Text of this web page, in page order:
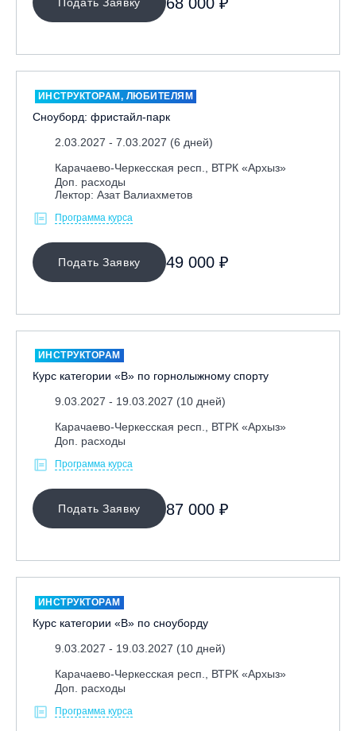
Ярославль, СП «Изгиб»
ИНСТРУКТОРАМ, ЛЮБИТЕЛЯМ
Сноуборд: фристайл-парк
2.03.2027 - 7.03.2027 (6 дней)
Карачаево-Черкесская респ., ВТРК «Архыз»
Доп. расходы
Лектор: Азат Валиахметов
Программа курса
Подать Заявку 49 000 ₽
ИНСТРУКТОРАМ
Курс категории «В» по горнолыжному спорту
9.03.2027 - 19.03.2027 (10 дней)
Карачаево-Черкесская респ., ВТРК «Архыз»
Доп. расходы
Программа курса
Подать Заявку 87 000 ₽
ИНСТРУКТОРАМ
Курс категории «В» по сноуборду
9.03.2027 - 19.03.2027 (10 дней)
Карачаево-Черкесская респ., ВТРК «Архыз»
Доп. расходы
Программа курса